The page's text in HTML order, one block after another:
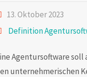
13. Oktober 2023
Definition
Agentursoftware soll
unternehmerischen